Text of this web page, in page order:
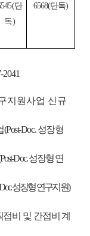
단
독)
6568(단독)
지원사업 신규
Doc. 성장형
Doc. 성장형 연
성장형 연구지원)
접비 및 간접비 계